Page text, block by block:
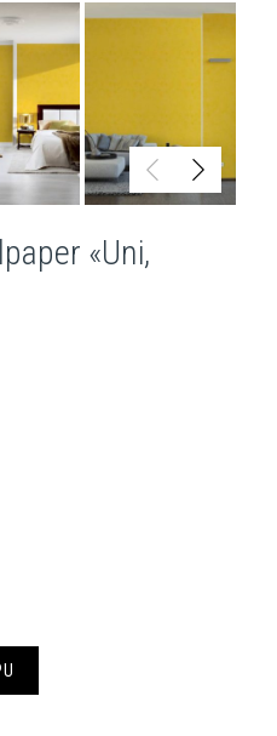
«Uni,
Yellow» 377887 količina